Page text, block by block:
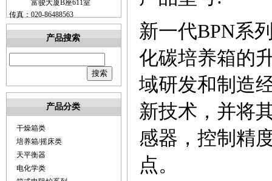
富骏大厦B座611室
传真：020-86488563
产品搜索
产品分类
干燥箱类
培养箱/摇床类
天平衡器
电化学类
新一代BPN系
化碳培养箱的
域研发和制造
新技术，并将
感器，控制精
点。